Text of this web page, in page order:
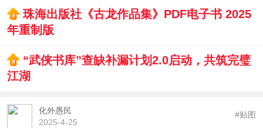
珠海出版社《古龙作品集》PDF电子书 2025
年重制版
“武侠书库”查缺补漏计划2.0启动，共筑完璧
江湖
化外愚民
2025-4-25
#贴图